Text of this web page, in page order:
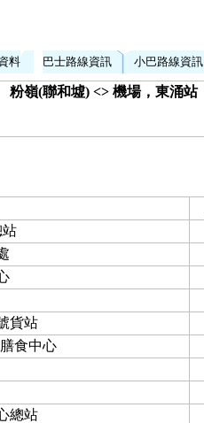
料 巴士路線資訊 小巴路線資訊
粉嶺(聯和墟) <> 機場，東涌站
貨站
食中心
總站